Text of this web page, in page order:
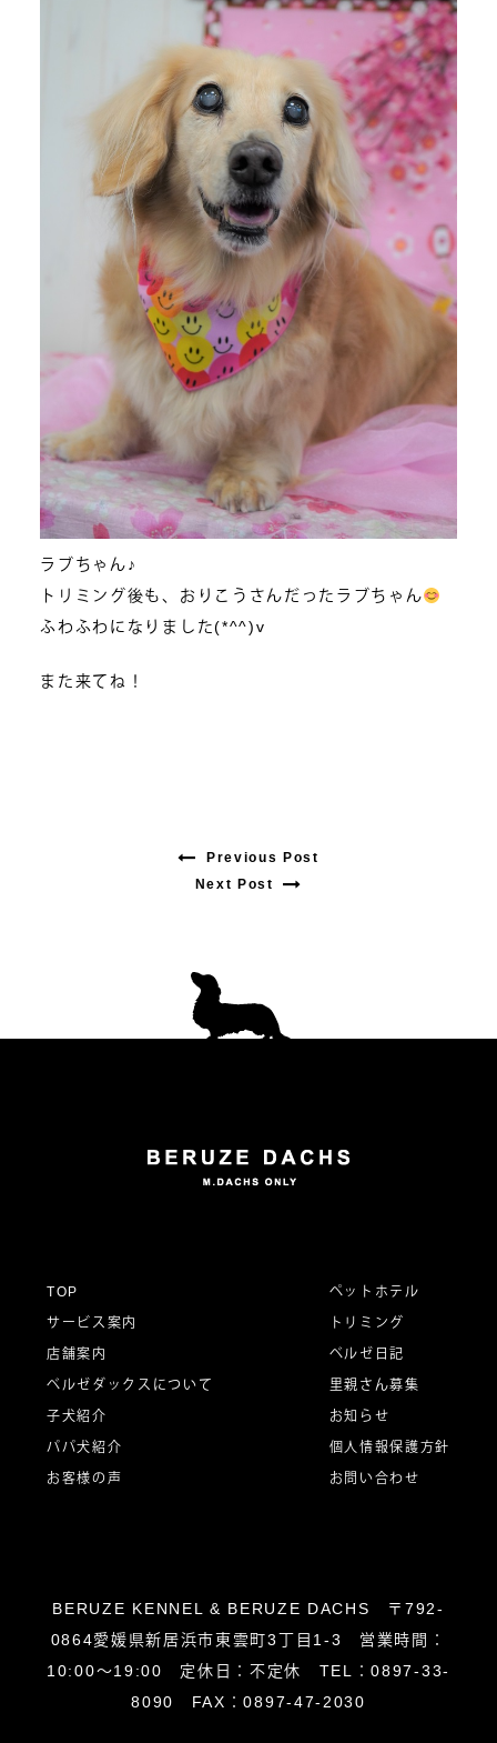
ラブちゃん♪
トリミング後も、おりこうさんだったラブちゃん
ふわふわになりました(*^^)v
また来てね！
ー
シ
ョ
Previous Post
Next Post
TOP
サービス案内
店舗案内
ベルゼダックスについて
子犬紹介
パパ犬紹介
お客様の声
ペットホテル
トリミング
ベルゼ日記
里親さん募集
お知らせ
個人情報保護方針
お問い合わせ
BERUZE KENNEL & BERUZE DACHS 〒792-
0864愛媛県新居浜市東雲町3丁目1-3 営業時間：
10:00～19:00 定休日：不定休 TEL：0897-33-
8090 FAX：0897-47-2030